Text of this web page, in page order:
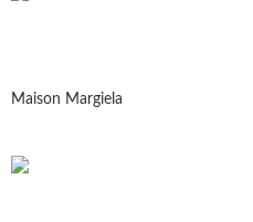
Maison Margiela